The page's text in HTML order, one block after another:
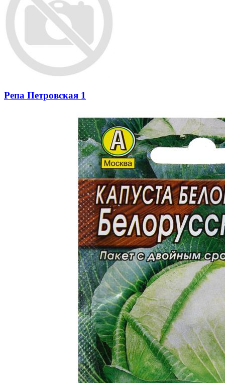
Репа Петровская 1